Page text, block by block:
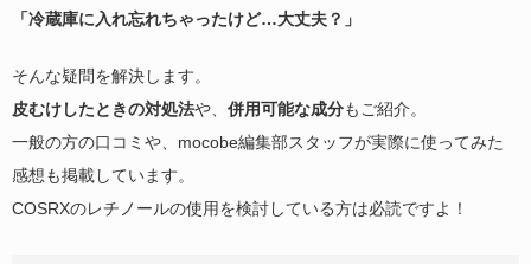
「冷蔵庫に入れ忘れちゃったけど…大丈夫？」
そんな疑問を解決します。
皮むけしたときの対処法や、 併用可能な成分もご紹介。
一般の方の口コミや、mocobe編集部スタッフが実際に使ってみた
感想も掲載しています。
COSRXのレチノールの使用を検討している方は必読ですよ！